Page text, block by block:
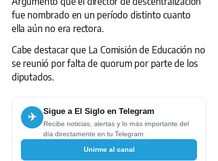
fue nombrado en un período distinto cuanto
ella aún no era rectora.
Cabe destacar que La Comisión de Educación no
se reunió por falta de quorum por parte de los
diputados.
✈ Sigue a El Siglo en Telegram
Recibe noticias, alertas y lo más importante del
día directamente en tu Telegram.
Unirme al canal